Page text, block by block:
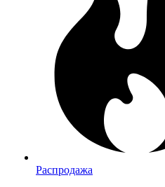
Распродажа